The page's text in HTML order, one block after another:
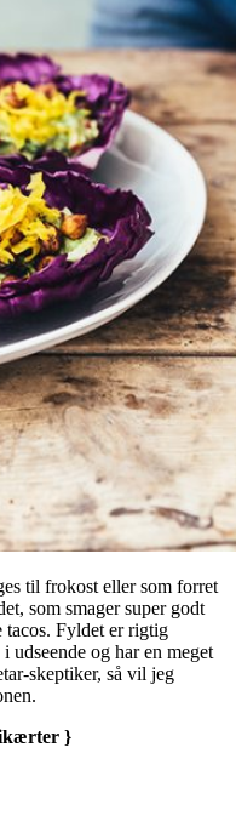
til frokost eller som forret
som smager super godt
tacos. Fyldet er rigtig
udseende og har en meget
skeptiker, så vil jeg
}